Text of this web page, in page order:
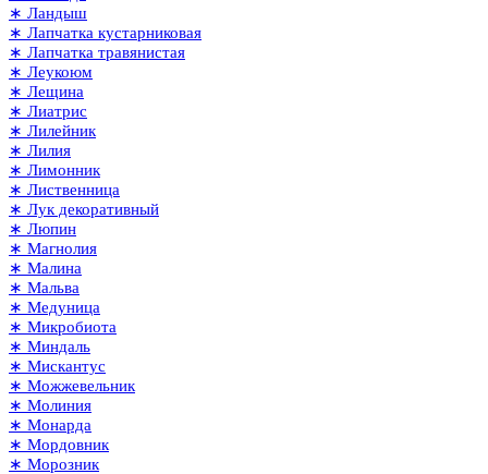
∗ Ландыш
∗ Лапчатка кустарниковая
∗ Лапчатка травянистая
∗ Леукоюм
∗ Лещина
∗ Лиатрис
∗ Лилейник
∗ Лилия
∗ Лимонник
∗ Лиственница
∗ Лук декоративный
∗ Люпин
∗ Магнолия
∗ Малина
∗ Мальва
∗ Медуница
∗ Микробиота
∗ Миндаль
∗ Мискантус
∗ Можжевельник
∗ Молиния
∗ Монарда
∗ Мордовник
∗ Морозник